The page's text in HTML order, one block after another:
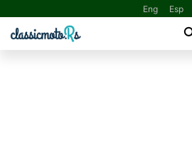
Eng Esp